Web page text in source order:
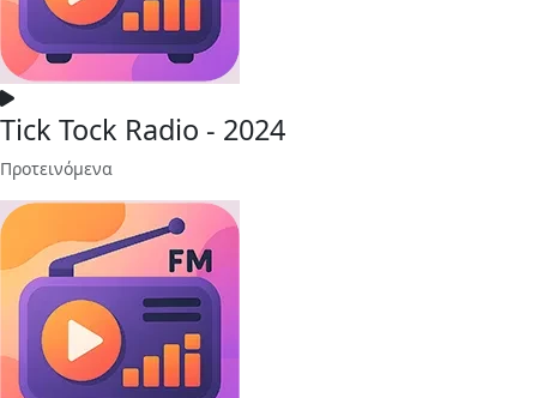
Tick Tock Radio - 2024
Προτεινόμενα